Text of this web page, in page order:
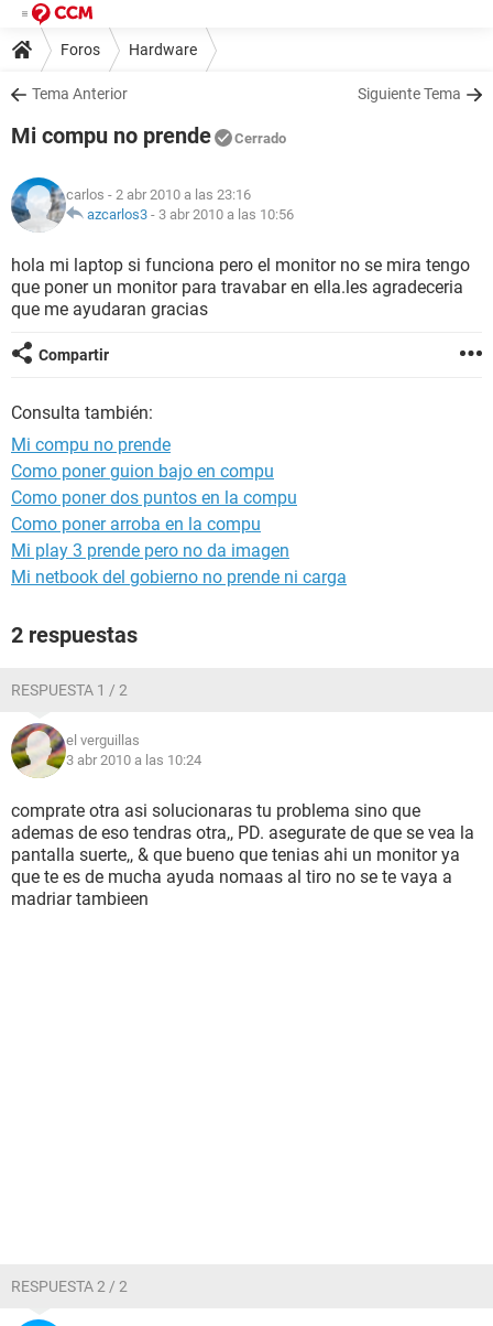
Foros Hardware
Tema Anterior Siguiente Tema
Mi compu no prende Cerrado
carlos - 2 abr 2010 a las 23:16
azcarlos3 - 3 abr 2010 a las 10:56
hola mi laptop si funciona pero el monitor no se mira tengo
que poner un monitor para travabar en ella.les agradeceria
que me ayudaran gracias
Compartir
Consulta también:
Mi compu no prende
Como poner guion bajo en compu
Como poner dos puntos en la compu
Como poner arroba en la compu
Mi play 3 prende pero no da imagen
Mi netbook del gobierno no prende ni carga
2 respuestas
RESPUESTA 1 / 2
el verguillas
3 abr 2010 a las 10:24
comprate otra asi solucionaras tu problema sino que
ademas de eso tendras otra,, PD. asegurate de que se vea la
pantalla suerte,, & que bueno que tenias ahi un monitor ya
que te es de mucha ayuda nomaas al tiro no se te vaya a
madriar tambieen
RESPUESTA 2 / 2